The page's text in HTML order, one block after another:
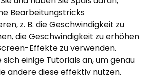
Bearbeitungstricks
z. B. die Geschwindigkeit zu
die Geschwindigkeit zu erhöhen
Effekte zu verwenden.
sich einige Tutorials an, um genau
andere diese effektiv nutzen.